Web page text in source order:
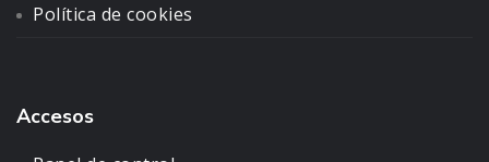
Política de cookies
Accesos